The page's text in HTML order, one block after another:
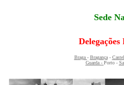
Sede
Delegações
Braga - Bragança-
Guarda - Porto-